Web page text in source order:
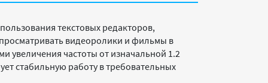
текстовых редакторов,
видеоролики и фильмы в
увеличения частоты от изначальной 1.2
стабильную работу в требовательных